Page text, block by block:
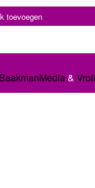
toevoegen
BaakmanMedia&